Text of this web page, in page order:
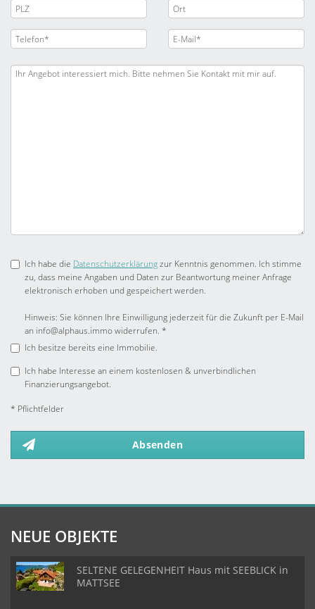
Ich habe die Datenschutzerklärungzur Kenntnis genommen. Ich stimme
zu, dass meine Angaben und Daten zur Beantwortung meiner Anfrage
elektronisch erhoben und gespeichert werden.
Hinweis: Sie können Ihre Einwilligung jederzeit für die Zukunft per E-Mail
an info@alphaus.immo widerrufen. *
Ich besitze bereits eine Immobilie.
Ich habe Interesse an einem kostenlosen & unverbindlichen
Finanzierungsangebot.
* Pflichtfelder
Absenden
NEUE OBJEKTE
SELTENE GELEGENHEIT Haus mit SEEBLICK in
MATTSEE